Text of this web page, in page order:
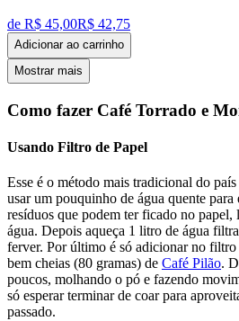
de R$ 45,00R$ 42,75
Adicionar ao carrinho
Mostrar mais
Como fazer Café Torrado e
Usando Filtro de Papel
Esse é o método mais tradicional do
usar um pouquinho de água quente
resíduos que podem ter ficado no papel,
água. Depois aqueça 1 litro de água
ferver. Por último é só adicionar no filtro
bem cheias (80 gramas) de Café Pilão.
poucos, molhando o pó e fazendo
só esperar terminar de coar para
passado.